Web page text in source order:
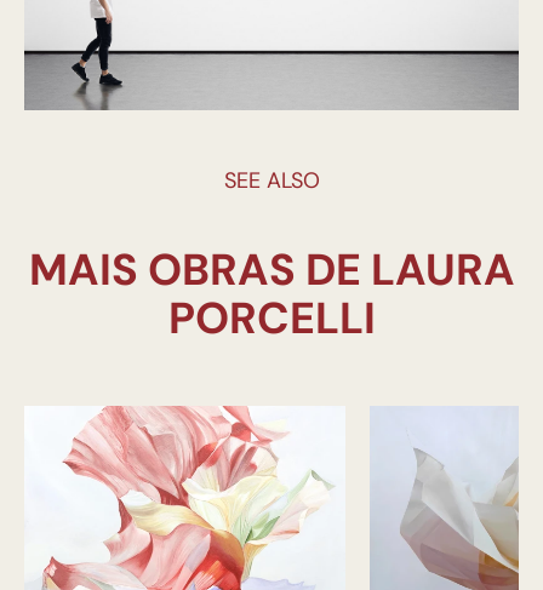
SEE ALSO
MAIS OBRAS DE LAURA